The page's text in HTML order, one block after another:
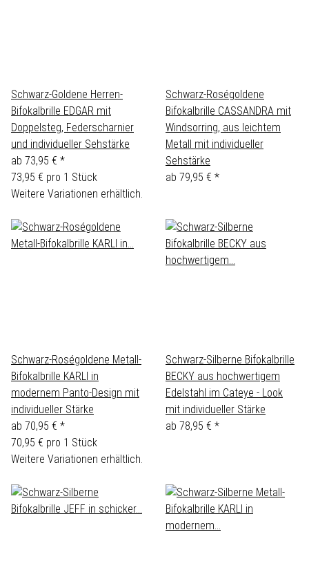
Schwarz-Goldene Herren-
Bifokalbrille EDGAR mit
Doppelsteg, Federscharnier
und individueller Sehstärke
ab 73,95 € *
73,95 € pro 1 Stück
Weitere Variationen erhältlich.
Schwarz-Roségoldene
Bifokalbrille CASSANDRA mit
Windsorring, aus leichtem
Metall mit individueller
Sehstärke
ab 79,95 € *
Schwarz-Roségoldene Metall-
Bifokalbrille KARLI in
modernem Panto-Design mit
individueller Stärke
ab 70,95 € *
70,95 € pro 1 Stück
Weitere Variationen erhältlich.
Schwarz-Silberne Bifokalbrille
BECKY aus hochwertigem
Edelstahl im Cateye - Look
mit individueller Stärke
ab 78,95 € *